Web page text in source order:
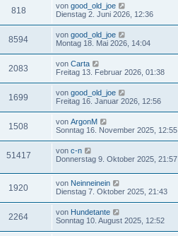
818 von good_old_joe
Dienstag 2. Juni 2026, 12:36
8594 von good_old_joe
Montag 18. Mai 2026, 14:04
2083 von Carta
Freitag 13. Februar 2026, 01:38
1699 von good_old_joe
Freitag 16. Januar 2026, 12:56
1508 von ArgonM
Sonntag 16. November 2025, 12:55
51417 von c-n
Donnerstag 9. Oktober 2025, 21:57
1920 von Neinneinein
Dienstag 7. Oktober 2025, 21:43
2264 von Hundetante
Sonntag 10. August 2025, 12:52